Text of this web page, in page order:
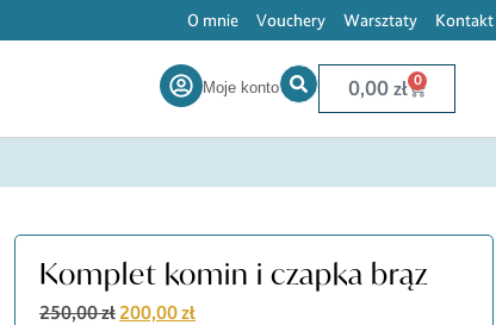
O mnie Vouchery Warsztaty Kontakt
Moje konto 0,00 zł 0
Komplet komin i czapka brąz
250,00zł 200,00zł